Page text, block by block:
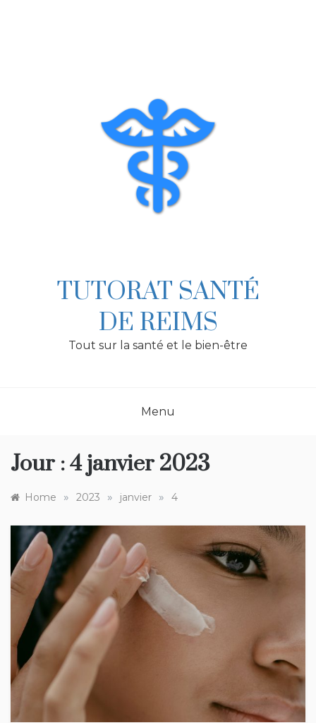
TUTORAT SANTÉ
DE REIMS
Tout sur la santé et le bien-être
Menu
Jour :4 janvier 2023
Home » 2023 » janvier » 4